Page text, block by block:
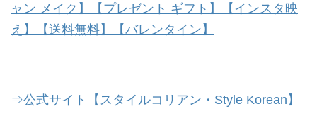
ャン メイク】【プレゼント ギフト】【インスタ映
え】【送料無料】【バレンタイン】
⇒公式サイト【スタイルコリアン・Style Korean】